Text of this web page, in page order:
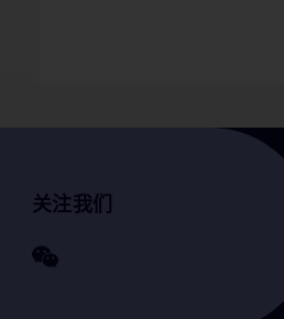
关注我们